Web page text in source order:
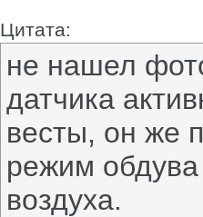
Цитата:
не нашел
датчика
весты, он же
режим
воздуха.